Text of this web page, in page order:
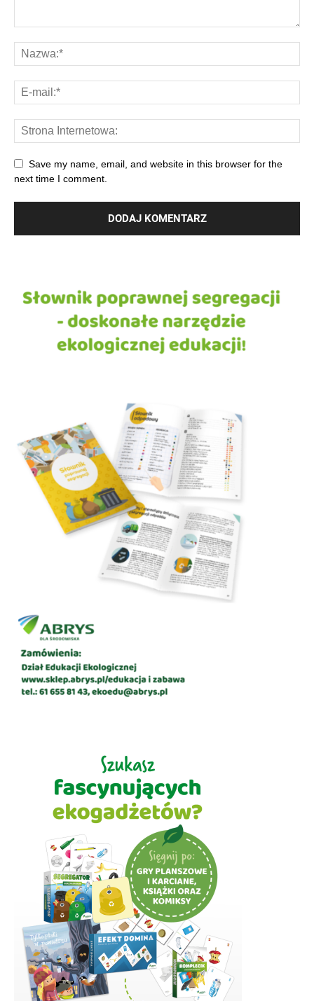
Save my name, email, and website in this browser for the
next time I comment.